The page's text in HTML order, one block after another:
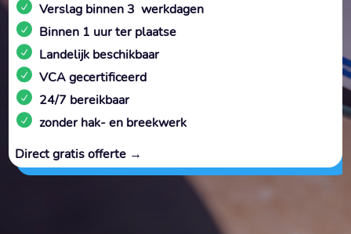
Verslag binnen 3 werkdagen
Binnen 1 uur ter plaatse
Landelijk beschikbaar
VCA gecertificeerd
24/7 bereikbaar
zonder hak- en breekwerk
Direct gratis offerte →